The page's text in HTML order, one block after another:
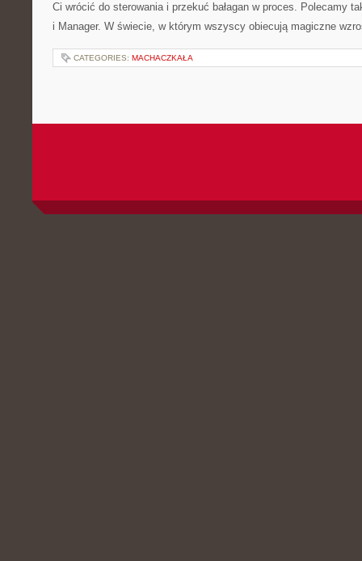
Ci wrócić do sterowania i przekuć bałagan w proces. Polecamy
i Manager. W świecie, w którym wszyscy obiecują magiczne
CATEGORIES: MACHACZKAŁA